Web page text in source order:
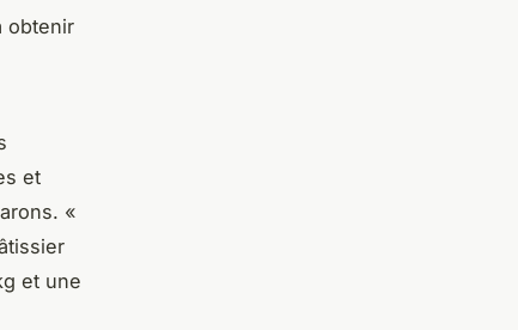
obtenir
et
«
et une